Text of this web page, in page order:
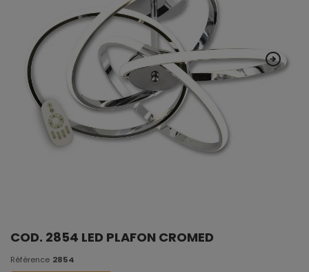
COD. 2854 LED PLAFON CROMED
Référence 2854